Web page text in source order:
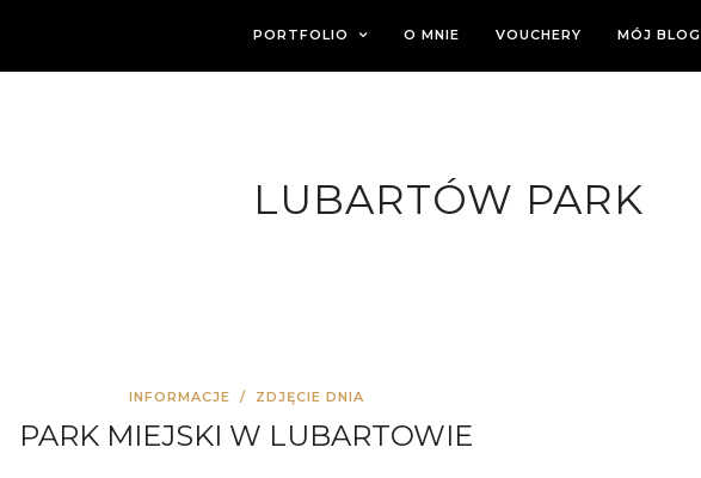
PORTFOLIO O MNIE VOUCHERY MÓJ BLOG
LUBARTÓW PARK
INFORMACJE / ZDJĘCIE DNIA
PARK MIEJSKI W LUBARTOWIE